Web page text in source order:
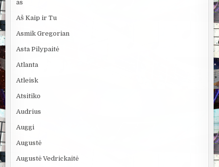
as
Aš Kaip ir Tu
Asmik Gregorian
Asta Pilypaitė
Atlanta
Atleisk
Atsitiko
Audrius
Auggi
Augustė
Augustė Vedrickaitė